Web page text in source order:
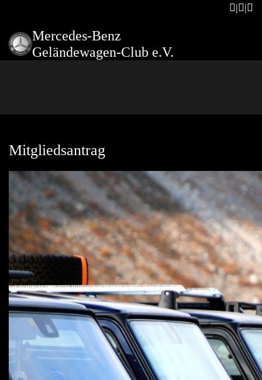
Mercedes-Benz
Geländewagen-Club e.V.
Mitgliedsantrag